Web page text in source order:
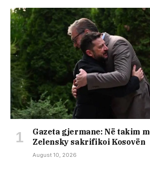
Gazeta gjermane: Në takim
Zelensky sakrifikoi Kosovën
August 10, 2026